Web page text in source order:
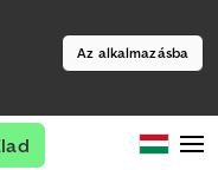
Az alkalmazásba